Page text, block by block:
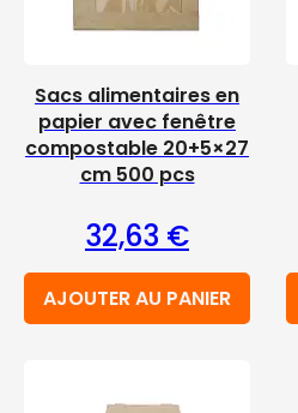
Sacs alimentaires en
papier avec fenêtre
compostable 20+5×27
cm 500 pcs
32,63 €
AJOUTER AU PANIER